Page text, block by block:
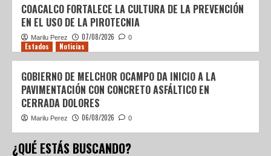
COACALCO FORTALECE LA CULTURA DE LA PREVENCIÓN
EN EL USO DE LA PIROTECNIA
Marilu Perez 07/08/2026 0
Estados Noticias
GOBIERNO DE MELCHOR OCAMPO DA INICIO A LA
PAVIMENTACIÓN CON CONCRETO ASFÁLTICO EN
CERRADA DOLORES
Marilu Perez 06/08/2026 0
¿QUÉ ESTÁS BUSCANDO?